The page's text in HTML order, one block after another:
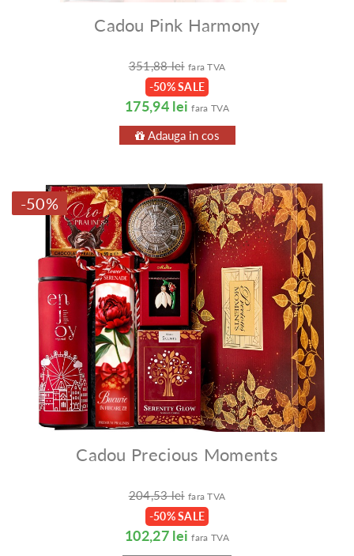
Cadou Pink Harmony
351,88 lei fara TVA
-50% SALE
175,94 lei fara TVA
Adauga in cos
-50%
Cadou Precious Moments
204,53 lei fara TVA
-50% SALE
102,27 lei fara TVA